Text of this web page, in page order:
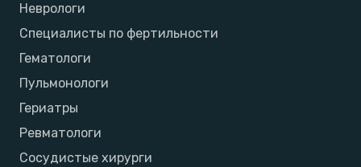
Неврологи
Специалисты по фертильности
Гематологи
Пульмонологи
Гериатры
Ревматологи
Сосудистые хирурги